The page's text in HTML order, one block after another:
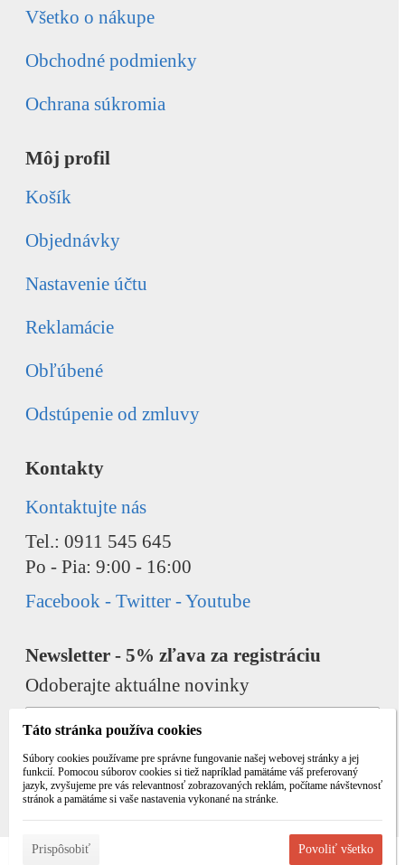
Všetko o nákupe
Obchodné podmienky
Ochrana súkromia
Môj profil
Košík
Objednávky
Nastavenie účtu
Reklamácie
Obľúbené
Odstúpenie od zmluvy
Kontakty
Kontaktujte nás
Tel.: 0911 545 645
Po - Pia: 9:00 - 16:00
Facebook - Twitter - Youtube
Newsletter - 5% zľava za registráciu
Odoberajte aktuálne novinky
Odobrať Pridať
|
Táto stránka používa cookies
Súbory cookies používame pre správne fungovanie našej webovej stránky a jej
funkcií. Pomocou súborov cookies si tiež napríklad pamätáme váš preferovaný
jazyk, zvyšujeme pre vás relevantnosť zobrazovaných reklám, počítame návštevnosť
stránok a pamätáme si vaše nastavenia vykonané na stránke.
Prispôsobiť Povoliť všetko